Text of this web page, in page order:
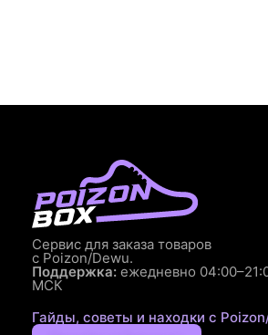
Сервис для заказа товаров
с Poizon/Dewu.
Поддержка: ежедневно
МСК
Гайды, советы и находки с